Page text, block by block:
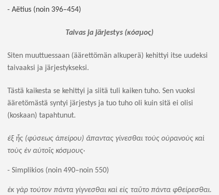
- Aëtius (noin 396–454)
Taivas ja järjestys (κόσμος)
Siten muuttuessaan (äärettömän alkuperä) kehittyi itse uudeksi
taivaaksi ja järjestykseksi.
Tästä kaikesta se kehittyi ja siitä tuli kaiken tuho. Sen vuoksi
ääretömästä syntyi järjestys ja tuo tuho oli kuin sitä ei olisi
(koskaan) tapahtunut.
ἐξ ἧς(φύσεως ἀπείρου) ἅπαντας γίνεσθαι τοὺς οὐρανοὺς καὶ
τοὺςἐν αὐτοῖς κόσμους·
- Simplikios (noin 490–noin 550)
ἐκ γὰρ τούτον πάντα γίγνεσθαι καὶ εἰς ταῦτο πάντα φθείρεσθαι.